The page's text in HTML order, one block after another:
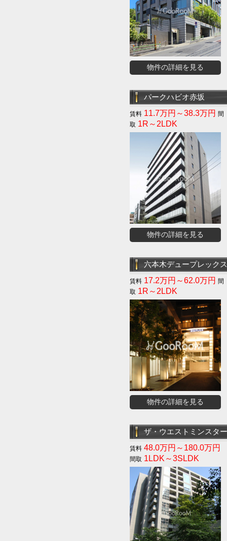
物件の詳細を見る
パークハビオ赤坂
11.7万円～38.3万円
1R～2LDK
物件の詳細を見る
六本木デュープレック
17.2万円～62.0万円
1R～2LDK
物件の詳細を見る
ザ・ウエストミンスタ
48.0万円～180.0万円
1LDK～3SLDK